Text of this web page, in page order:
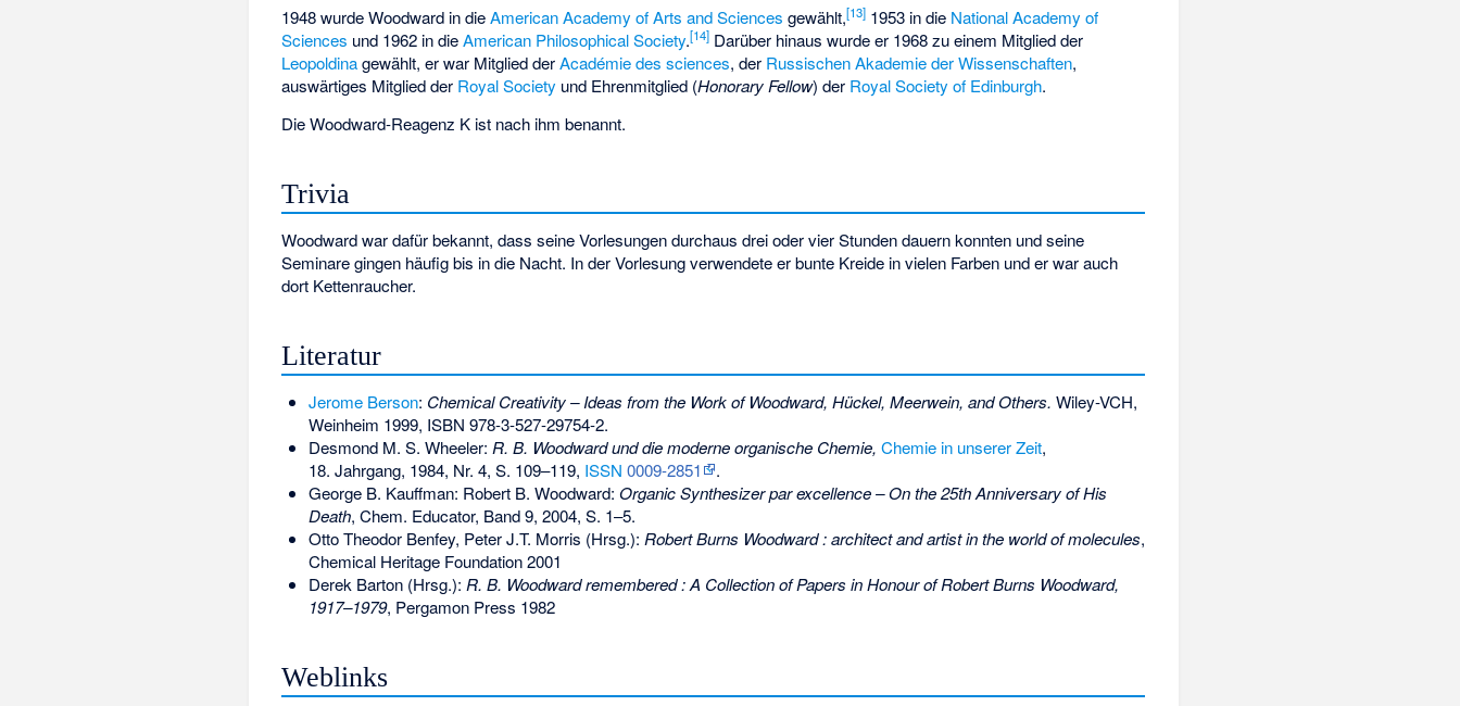
1948 wurde Woodward in dieAmerican Academy of Arts and Sciences gewählt,[13] 1953 in die National Academy of
Sciences und 1962 in dieAmerican Philosophical Society.[14] Darüber hinaus wurde er 1968 zu einem Mitglied der
Leopoldinagewählt, er war Mitglied derAcadémie des sciences, der Russischen Akademie der Wissenschaften,
auswärtiges Mitglied der Royal Society und Ehrenmitglied (Honorary Fellow) der Royal Society of Edinburgh.
DieWoodward-Reagenz K ist nach ihm benannt.
Trivia
Woodward war dafür bekannt, dass seine Vorlesungen durchaus drei oder vier Stunden dauern konnten und seine
Seminare gingen häufig bis in die Nacht. In der Vorlesung verwendete er bunte Kreide in vielen Farben und er war auch
dort Kettenraucher.
Literatur
Jerome Berson: Chemical Creativity – Ideas from the Work of Woodward, Hückel, Meerwein, and Others. Wiley-VCH,
Weinheim 1999, ISBN 978-3-527-29754-2.
Desmond M. S. Wheeler: R. B. Woodward und die moderne organische Chemie, Chemie in unserer Zeit,
18. Jahrgang, 1984, Nr. 4, S. 109–119, ISSN 0009-2851
.
George B. Kauffman: Robert B. Woodward: Organic Synthesizer par excellence – On the 25th Anniversary of His
Death, Chem. Educator, Band 9, 2004, S. 1–5.
Otto Theodor Benfey, Peter J.T. Morris (Hrsg.): Robert Burns Woodward : architect and artist in the world of molecules,
Chemical Heritage Foundation 2001
Derek Barton (Hrsg.): R. B. Woodward remembered : A Collection of Papers in Honour of Robert Burns Woodward,
1917–1979, Pergamon Press 1982
Weblinks